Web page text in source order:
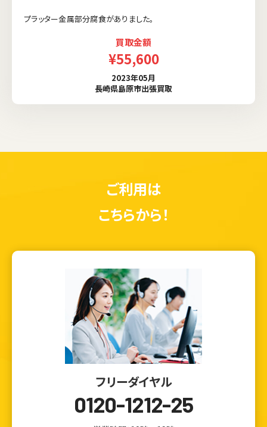
プラッター金属部分腐食がありました。
買取金額
¥55,600
2023年05月
長崎県島原市出張買取
ご利用は
こちらから！
フリーダイヤル
0120-1212-25